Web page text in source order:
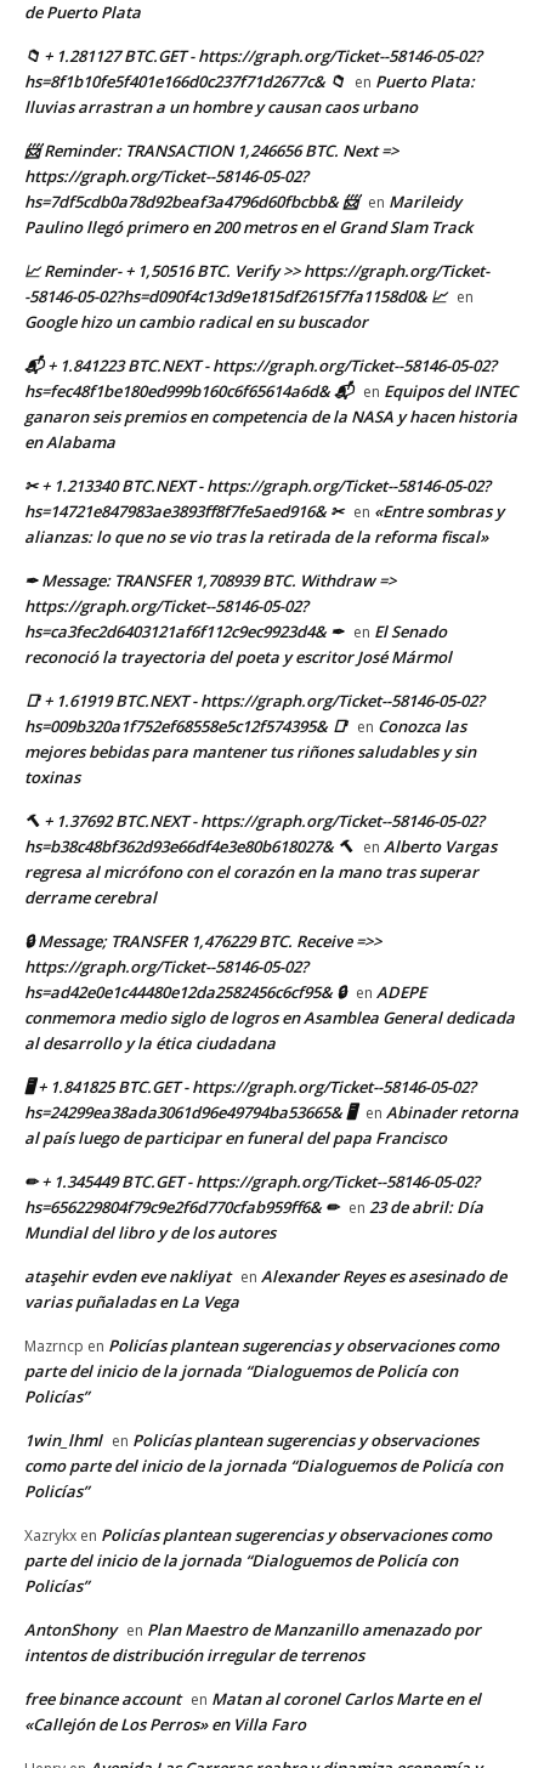
de Puerto Plata
📁 + 1.281127 BTC.GET - https://graph.org/Ticket--58146-05-02?
hs=8f1b10fe5f401e166d0c237f71d2677c& 📁 en Puerto Plata:
lluvias arrastran a un hombre y causan caos urbano
📨 Reminder: TRANSACTION 1,246656 BTC. Next =>
https://graph.org/Ticket--58146-05-02?
hs=7df5cdb0a78d92beaf3a4796d60fbcbb& 📨 en Marileidy
Paulino llegó primero en 200 metros en el Grand Slam Track
📈 Reminder- + 1,50516 BTC. Verify >> https://graph.org/Ticket-
-58146-05-02?hs=d090f4c13d9e1815df2615f7fa1158d0& 📈 en
Google hizo un cambio radical en su buscador
📬 + 1.841223 BTC.NEXT - https://graph.org/Ticket--58146-05-02?
hs=fec48f1be180ed999b160c6f65614a6d& 📬 en Equipos del INTEC
ganaron seis premios en competencia de la NASA y hacen historia
en Alabama
✂ + 1.213340 BTC.NEXT - https://graph.org/Ticket--58146-05-02?
hs=14721e847983ae3893ff8f7fe5aed916& ✂ en «Entre sombras y
alianzas: lo que no se vio tras la retirada de la reforma fiscal»
✒ Message: TRANSFER 1,708939 BTC. Withdraw =>
https://graph.org/Ticket--58146-05-02?
hs=ca3fec2d6403121af6f112c9ec9923d4& ✒ en El Senado
reconoció la trayectoria del poeta y escritor José Mármol
📑 + 1.61919 BTC.NEXT - https://graph.org/Ticket--58146-05-02?
hs=009b320a1f752ef68558e5c12f574395& 📑 en Conozca las
mejores bebidas para mantener tus riñones saludables y sin
toxinas
🔨 + 1.37692 BTC.NEXT - https://graph.org/Ticket--58146-05-02?
hs=b38c48bf362d93e66df4e3e80b618027& 🔨 en Alberto Vargas
regresa al micrófono con el corazón en la mano tras superar
derrame cerebral
🔒 Message; TRANSFER 1,476229 BTC. Receive =>>
https://graph.org/Ticket--58146-05-02?
hs=ad42e0e1c44480e12da2582456c6cf95& 🔒 en ADEPE
conmemora medio siglo de logros en Asamblea General dedicada
al desarrollo y la ética ciudadana
🖥 + 1.841825 BTC.GET - https://graph.org/Ticket--58146-05-02?
hs=24299ea38ada3061d96e49794ba53665& 🖥 en Abinader retorna
al país luego de participar en funeral del papa Francisco
✏ + 1.345449 BTC.GET - https://graph.org/Ticket--58146-05-02?
hs=656229804f79c9e2f6d770cfab959ff6& ✏ en 23 de abril: Día
Mundial del libro y de los autores
ataşehir evden eve nakliyat en Alexander Reyes es asesinado de
varias puñaladas en La Vega
Mazrncp en Policías plantean sugerencias y observaciones como
parte del inicio de la jornada “Dialoguemos de Policía con
Policías”
1win_lhml en Policías plantean sugerencias y observaciones
como parte del inicio de la jornada “Dialoguemos de Policía con
Policías”
Xazrykx en Policías plantean sugerencias y observaciones como
parte del inicio de la jornada “Dialoguemos de Policía con
Policías”
AntonShony en Plan Maestro de Manzanillo amenazado por
intentos de distribución irregular de terrenos
free binance account en Matan al coronel Carlos Marte en el
«Callejón de Los Perros» en Villa Faro